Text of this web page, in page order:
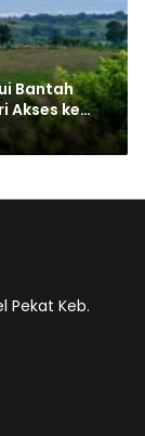
Bantah
Akses ke
Pekat Keb.